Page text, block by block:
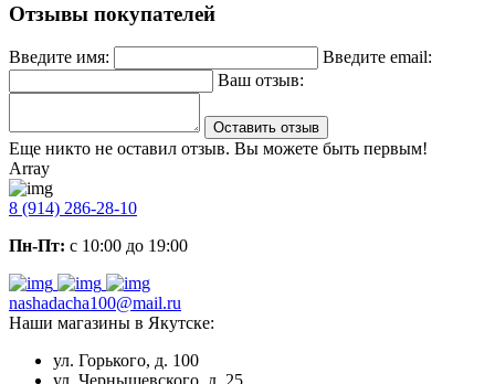
Отзывы покупателей
Введите имя:
Введите email:
Ваш отзыв:
Оставить отзыв
Еще никто не оставил отзыв. Вы можете быть первым!
Array
8 (914) 286-28-10
Пн-Пт: с 10:00 до 19:00
nashadacha100@mail.ru
Наши магазины в Якутске:
ул. Горького, д. 100